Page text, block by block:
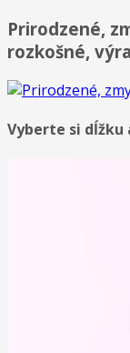
Prirodzené,
rozkošné,
Vyberte si dĺžku